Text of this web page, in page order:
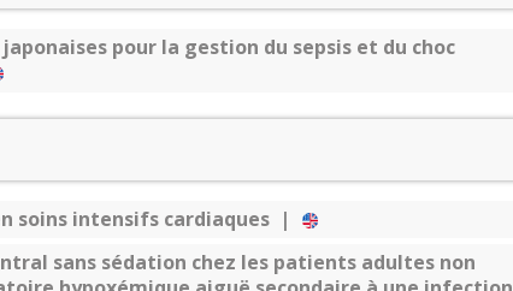
pour la gestion du sepsis et du choc
soins intensifs cardiaques |
sans sédation chez les patients adultes non